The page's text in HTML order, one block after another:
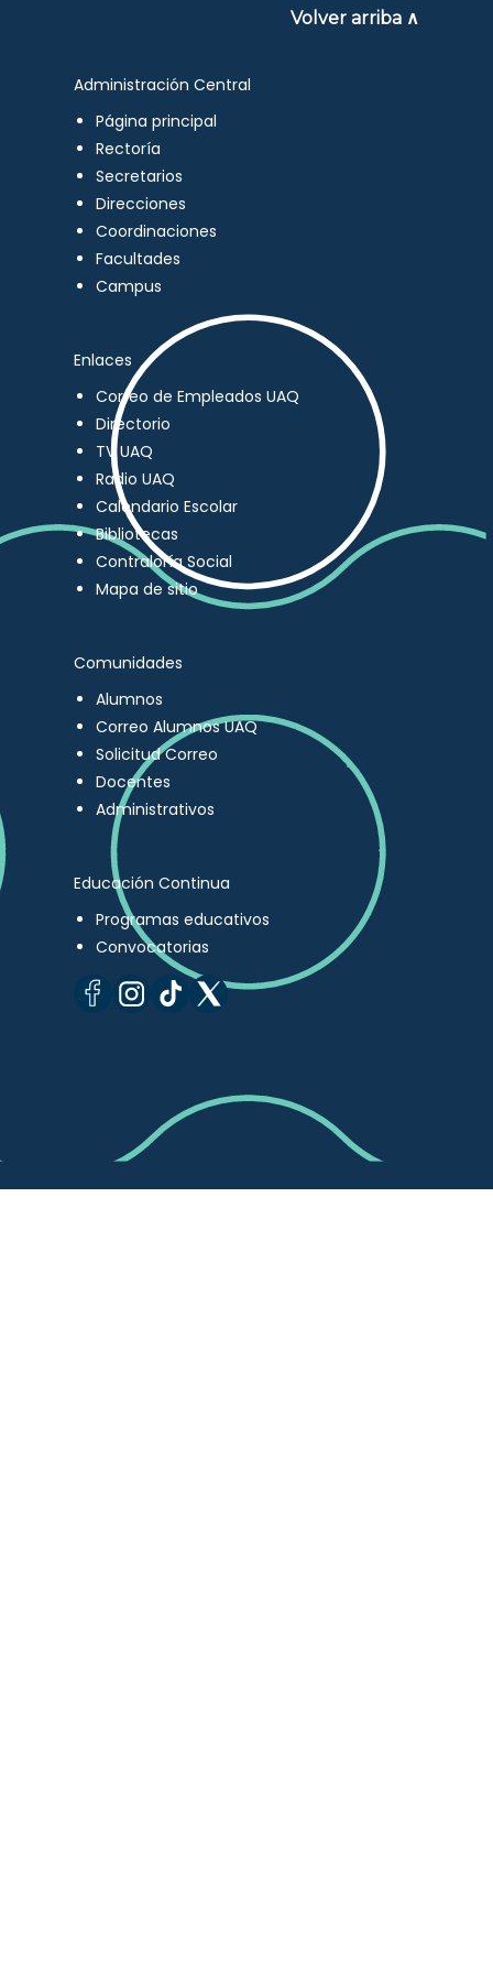
Volver arriba ∧
Administración Central
Página principal
Rectoría
Secretarios
Direcciones
Coordinaciones
Facultades
Campus
Enlaces
Correo de Empleados UAQ
Directorio
TV UAQ
Radio UAQ
Calendario Escolar
Bibliotecas
Contraloría Social
Mapa de sitio
Comunidades
Alumnos
Correo Alumnos UAQ
Solicitud Correo
Docentes
Administrativos
Educación Continua
Programas educativos
Convocatorias